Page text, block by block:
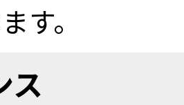
す。
ス